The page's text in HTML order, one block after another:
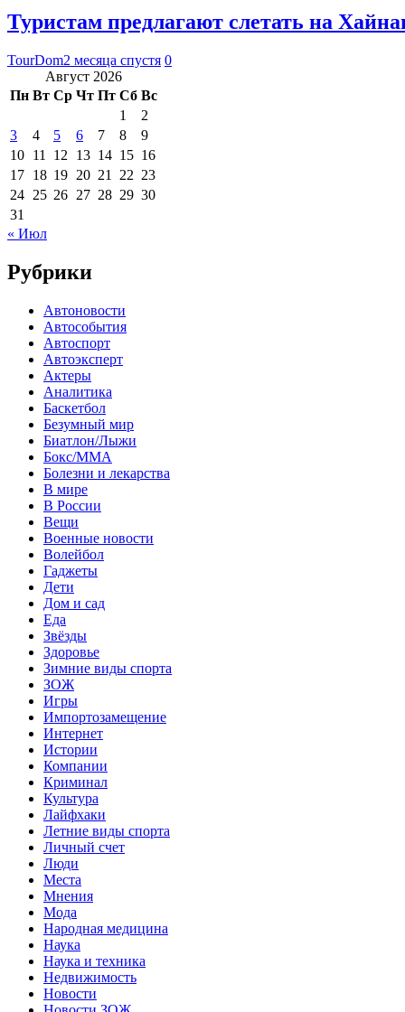
Туристам предлагают слетать на
TourDom2 месяца спустя 0
Август 2026
Пн Вт Ср Чт Пт Сб Вс
1
2
3
4 5 6 7 8
9
10 11 12 13 14 15 16
17 18 19 20 21 22 23
24 25 26 27 28 29 30
31
« Июл
Рубрики
Автоновости
Автособытия
Автоспорт
Автоэксперт
Актеры
Аналитика
Баскетбол
Безумный мир
Биатлон/Лыжи
Бокс/MMA
Болезни и лекарства
В мире
В России
Вещи
Военные новости
Волейбол
Гаджеты
Дети
Дом и сад
Еда
Звёзды
Здоровье
Зимние виды спорта
ЗОЖ
Игры
Импортозамещение
Интернет
Истории
Компании
Криминал
Культура
Лайфхаки
Летние виды спорта
Личный счет
Люди
Места
Мнения
Мода
Народная медицина
Наука
Наука и техника
Недвижимость
Новости